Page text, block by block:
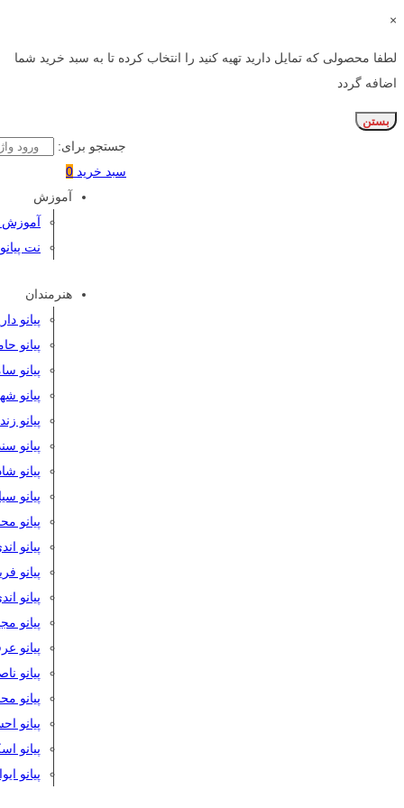
×
لطفا محصولی که تمایل دارید تهیه کنید را انتخاب کرده تا به سبد خرید شما
اضافه گردد
بستن
جستجو برای:
سبد خرید 0
آموزش
آموزش
نت پیانو
هنرمندان
پیانو
پیانو
پیانو
پیانو
پیانو
پیانو
پیانو
پیانو
پیانو
پیانو
پیانو
پیانو
پیانو
پیانو
پیانو
پیانو
پیانو
پیانو
پیانو